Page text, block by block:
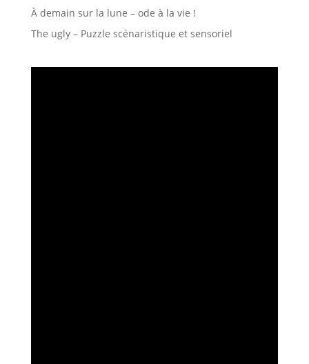
À demain sur la lune – ode à la vie !
The ugly – Puzzle scénaristique et sensoriel